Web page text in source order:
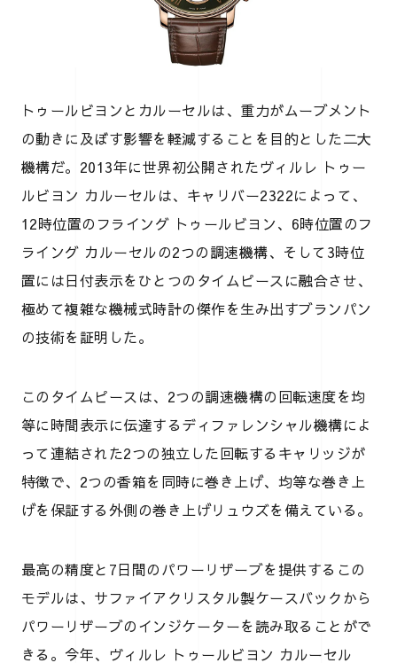
トゥールビヨンとカルーセルは、重力がムーブメント
の動きに及ぼす影響を軽減することを目的とした二大
機構だ。2013年に世界初公開されたヴィルレ トゥー
ルビヨン カルーセルは、キャリバー2322によって、
12時位置のフライング トゥールビヨン、6時位置のフ
ライング カルーセルの2つの調速機構、そして3時位
置には日付表示をひとつのタイムピースに融合させ、
極めて複雑な機械式時計の傑作を生み出すブランパン
の技術を証明した。
このタイムピースは、2つの調速機構の回転速度を均
等に時間表示に伝達するディファレンシャル機構によ
って連結された2つの独立した回転するキャリッジが
特徴で、2つの香箱を同時に巻き上げ、均等な巻き上
げを保証する外側の巻き上げリュウズを備えている。
最高の精度と7日間のパワーリザーブを提供するこの
モデルは、サファイアクリスタル製ケースバックから
パワーリザーブのインジケーターを読み取ることがで
きる。今年、ヴィルレ トゥールビヨン カルーセル